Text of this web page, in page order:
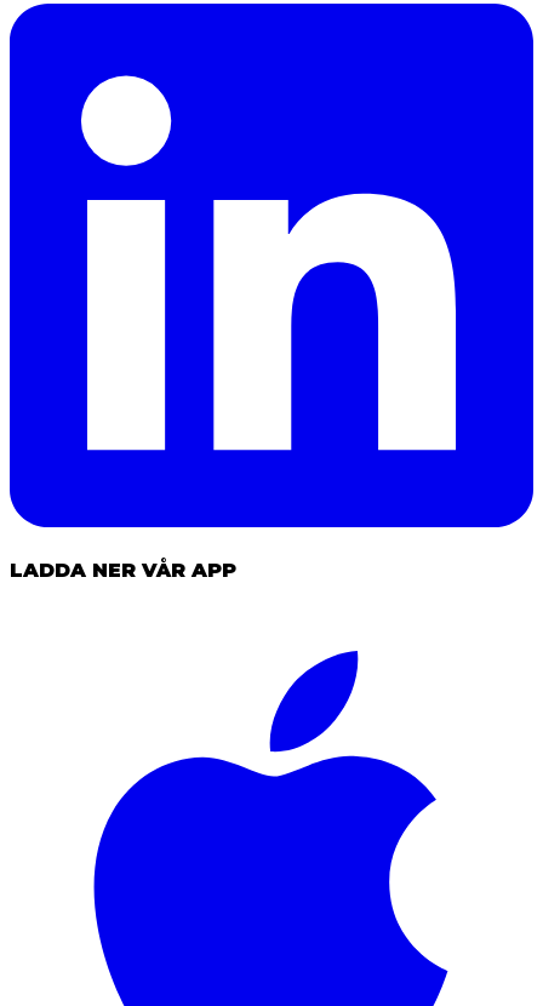
LADDA NER VÅR APP